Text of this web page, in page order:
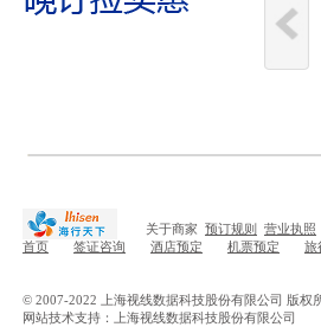
关于商家 预订规则 营业执照
首页
签证咨询 酒店预定 机票预定 旅
© 2007-2022 上海视线数据科技股份有限公司 版权
网站技术支持：上海视线数据科技股份有限公司